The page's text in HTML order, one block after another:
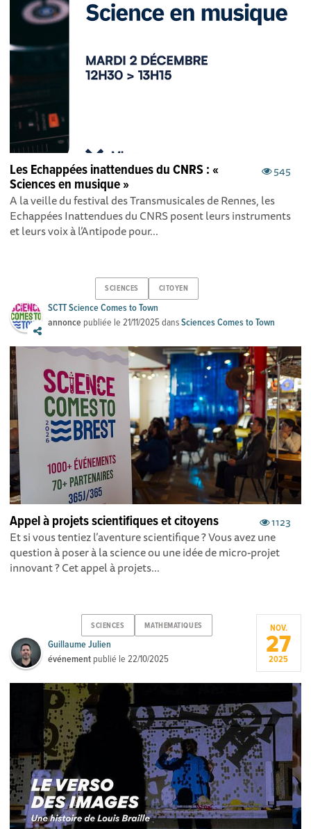
545
Les Echappées inattendues du CNRS : «
Sciences en musique »
A la veille du festival des Transmusicales de Rennes, les
Echappées Inattendues du CNRS posent leurs instruments
et leurs voix à l’Antipode pour...
SCIENCES CITOYEN
SCTT Science Comes to Town
annonce publiée le21/11/2025dansSciences Comes to Town
1123
Appel à projets scientifiques et citoyens
Et si vous tentiez l’aventure scientifique ? Vous avez une
question à poser à la science ou une idée de micro-projet
innovant ? Cet appel à projets...
SCIENCES MATHEMATIQUES
Guillaume Julien
événement publié le22/10/2025
NOV.
27
2025